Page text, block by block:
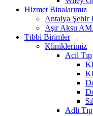
Hizmet Binalarımız
Antalya Şehir
Aşır Aksu
Tıbbi Birimler
Kliniklerimiz
Acil Tıp
Adli Tıp